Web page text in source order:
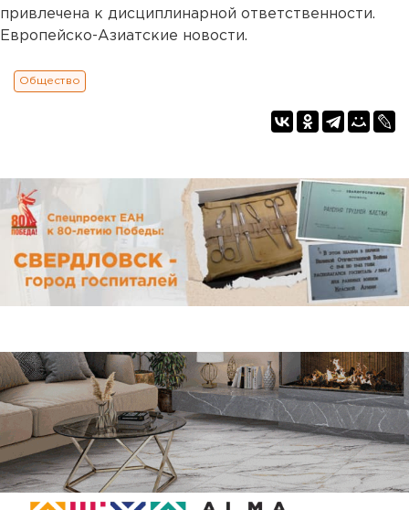
привлечена к дисциплинарной ответственности.
Европейско-Азиатские новости.
Общество